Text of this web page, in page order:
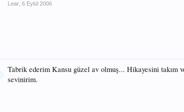
Lear 6 Eylül 2006
Tabrik ederim Kansu güzel av olmuş... Hikayesini takım
sevinirim.